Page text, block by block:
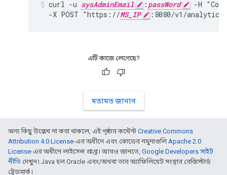
curl -u sysAdminEmail : passWord
-H
  -X POST "https://
MS_IP :8080/v1/analytics/
এটি কাজে লেগেছে?
মতামত জানান
অন্য কিছু উল্লেখ না করা থাকলে, এই পৃষ্ঠার কন্টেন্ট Creative Commons
Attribution 4.0 License-এর অধীনে এবং কোডের নমুনাগুলিApache 2.0
License-এর অধীনে লাইসেন্স প্রাপ্ত। আরও জানতে, Google Developers সাইট
নীতি দেখুন। Java হল Oracle এবং/অথবা তার অ্যাফিলিয়েট সংস্থার রেজিস্টার্ড
ট্রেডমার্ক।